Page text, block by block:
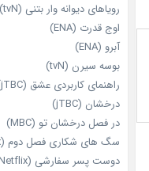
رویاهای دیوانه‌ وار بتنی (tvN)
اوج قدرت (ENA)
آبرو (ENA)
بوسه سیرن (tvN)
راهنمای کاربردی عشق (jTBC)
درخشان (jTBC)
در فصل درخشان تو (MBC)
سگ های شکاری فصل دوم (Netflix)
دوست‌ پسر سفارشی (Netflix)